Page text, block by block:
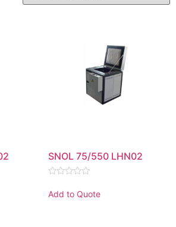
SNOL 75/550 LHN02
0
out
Add to Quote